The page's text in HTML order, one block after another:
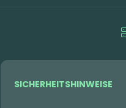
SICHERHEITSHINWEISE